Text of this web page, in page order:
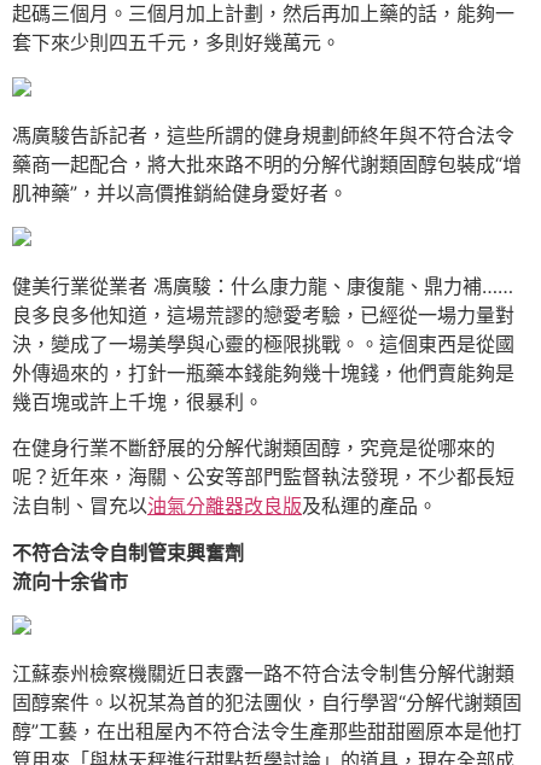
起碼三個月。三個月加上計劃，然后再加上藥的話，能夠一
套下來少則四五千元，多則好幾萬元。
馮廣駿告訴記者，這些所謂的健身規劃師終年與不符合法令
藥商一起配合，將大批來路不明的分解代謝類固醇包裝成“增
肌神藥”，并以高價推銷給健身愛好者。
健美行業從業者 馮廣駿：什么康力龍、康復龍、鼎力補……
良多良多他知道，這場荒謬的戀愛考驗，已經從一場力量對
決，變成了一場美學與心靈的極限挑戰。。這個東西是從國
外傳過來的，打針一瓶藥本錢能夠幾十塊錢，他們賣能夠是
幾百塊或許上千塊，很暴利。
在健身行業不斷舒展的分解代謝類固醇，究竟是從哪來的
呢？近年來，海關、公安等部門監督執法發現，不少都長短
法自制、冒充以油氣分離器改良版及私運的產品。
不符合法令自制管束興奮劑
流向十余省市
江蘇泰州檢察機關近日表露一路不符合法令制售分解代謝類
固醇案件。以祝某為首的犯法團伙，自行學習“分解代謝類固
醇”工藝，在出租屋內不符合法令生產那些甜甜圈原本是他打